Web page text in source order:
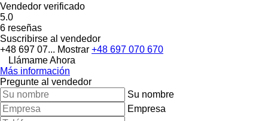
Vendedor verificado
5.0
6 reseñas
Suscribirse al vendedor
+48 697 07... Mostrar +48 697 070 670
Llámame Ahora
Más información
Pregunte al vendedor
Su nombre
Empresa